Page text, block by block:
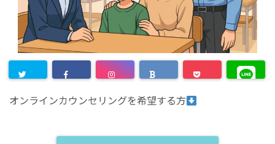
オンラインカウンセリングを希望する方